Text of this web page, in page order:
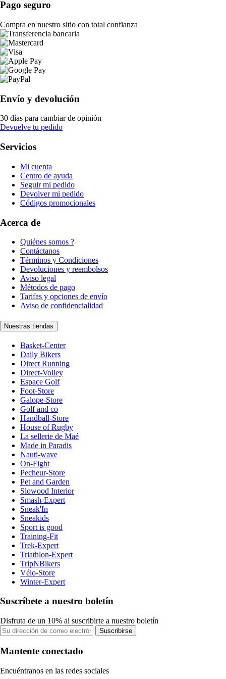
Pago seguro
Compra en nuestro sitio con total confianza
Envío y devolución
30 días para cambiar de opinión
Devuelve tu pedido
Servicios
Mi cuenta
Centro de ayuda
Seguir mi pedido
Devolver mi pedido
Códigos promocionales
Acerca de
Quiénes somos ?
Contáctanos
Términos y Condiciones
Devoluciones y reembolsos
Aviso legal
Métodos de pago
Tarifas y opciones de envío
Aviso de confidencialidad
Nuestras tiendas
Basket-Center
Daily Bikers
Direct Running
Direct-Volley
Espace Golf
Foot-Store
Galope-Store
Golf and co
Handball-Store
House of Rugby
La sellerie de Maé
Made in Paradis
Nauti-wave
On-Fight
Pecheur-Store
Pet and Garden
Slowood Interior
Smash-Expert
Sneak'In
Sneakids
Sport is good
Training-Fit
Trek-Expert
Triathlon-Expert
TripNBikers
Vélo-Store
Winter-Expert
Suscríbete a nuestro boletín
Disfruta de un 10% al suscribirte a nuestro boletín
Suscribirse
Mantente conectado
Encuéntranos en las redes sociales